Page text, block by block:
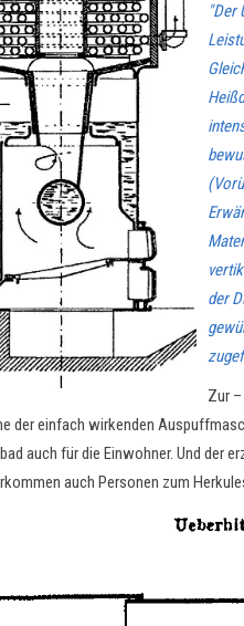
"Der
der
Zur
der einfach wirkenden
auch für die Einwohner. Und der
auch Personen zum